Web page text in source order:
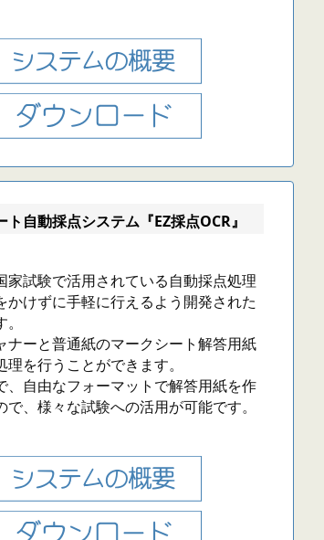
ト自動採点システム『EZ採点OCR』
家試験で活用されている自動採点処理
かけずに手軽に行えるよう開発された
ナーと普通紙のマークシート解答用紙
理を行うことができます。
、自由なフォーマットで解答用紙を作
で、様々な試験への活用が可能です。